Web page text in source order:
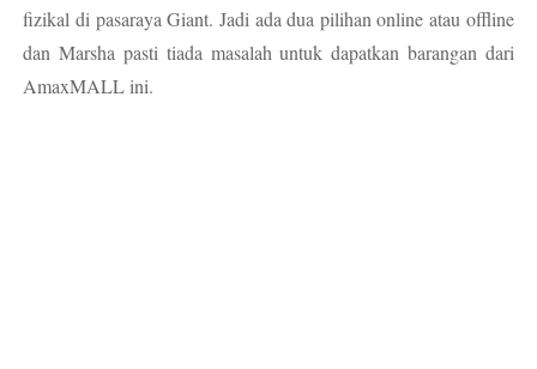
fizikal di pasaraya Giant. Jadi ada dua pilihan online atau offline
dan Marsha pasti tiada masalah untuk dapatkan barangan dari
AmaxMALL ini.